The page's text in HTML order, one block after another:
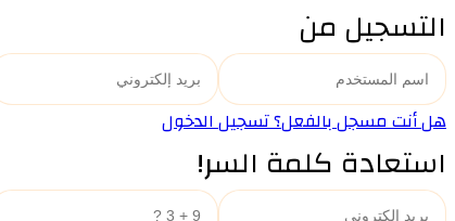
التسجيل من
هل أنت مسجل بالفعل؟ تسجيل الدخول
استعادة كلمة السر!